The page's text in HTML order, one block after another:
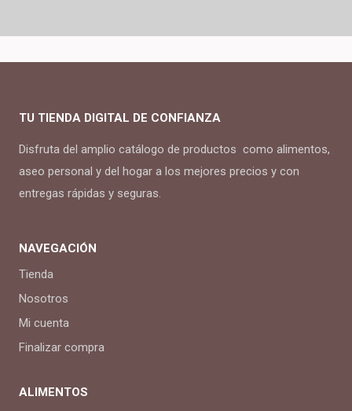
TU TIENDA DIGITAL DE CONFIANZA
Disfruta del amplio catálogo de productos como alimentos,
aseo personal y del hogar a los mejores precios y con
entregas rápidas y seguras.
NAVEGACIÓN
Tienda
Nosotros
Mi cuenta
Finalizar compra
ALIMENTOS